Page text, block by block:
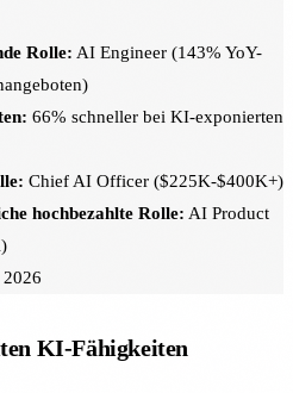
Rolle: AI Engineer (143% YoY-
66% schneller bei KI-exponierten
Chief AI Officer ($225K-$400K+)
hochbezahlte Rolle: AI Product
KI-Fähigkeiten